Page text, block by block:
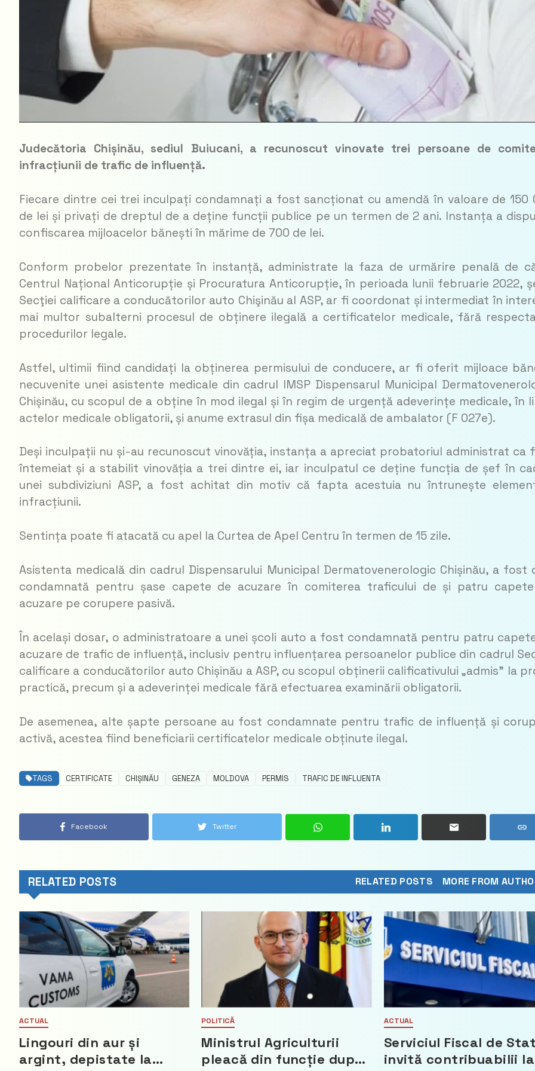
Judecătoria Chișinău, sediul Buiucani, a recunoscut vinovate trei persoane de
infracțiunii de trafic de influență.
Fiecare dintre cei trei inculpați condamnați a fost sancționat cu amendă în valoare de 150
de lei și privați de dreptul de a deține funcții publice pe un termen de 2 ani. Instanța a
confiscarea mijloacelor bănești în mărime de 700 de lei.
Conform probelor prezentate în instanță, administrate la faza de urmărire penală de
Centrul Național Anticorupție și Procuratura Anticorupție, în perioada lunii februarie 2022,
Secţiei calificare a conducătorilor auto Chişinău al ASP, ar fi coordonat și intermediat în
mai multor subalterni procesul de obținere ilegală a certificatelor medicale, fără
procedurilor legale.
Astfel, ultimii fiind candidați la obținerea permisului de conducere, ar fi oferit mijloace
necuvenite unei asistente medicale din cadrul IMSP Dispensarul Municipal
Chișinău, cu scopul de a obține în mod ilegal și în regim de urgență adeverințe medicale, în
actelor medicale obligatorii, și anume extrasul din fișa medicală de ambalator (F 027e).
Deși inculpații nu și-au recunoscut vinovăția, instanța a apreciat probatoriul administrat ca
întemeiat și a stabilit vinovăția a trei dintre ei, iar inculpatul ce deține funcția de șef în
unei subdiviziuni ASP, a fost achitat din motiv că fapta acestuia nu întrunește
infracțiunii.
Sentința poate fi atacată cu apel la Curtea de Apel Centru în termen de 15 zile.
Asistenta medicală din cadrul Dispensarului Municipal Dermatovenerologic Chișinău, a fost
condamnată pentru șase capete de acuzare în comiterea traficului de și patru
acuzare pe corupere pasivă.
În același dosar, o administratoare a unei școli auto a fost condamnată pentru patru
acuzare de trafic de influență, inclusiv pentru influențarea persoanelor publice din cadrul
calificare a conducătorilor auto Chișinău a ASP, cu scopul obținerii calificativului „admis” la
practică, precum și a adeverinței medicale fără efectuarea examinării obligatorii.
De asemenea, alte șapte persoane au fost condamnate pentru trafic de influență și
activă, acestea fiind beneficiarii certificatelor medicale obținute ilegal.
TAGS CERTIFICATE CHIȘINĂU GENEZA MOLDOVA PERMIS TRAFIC DE INFLUENTA
Facebook Twitter
RELATED POSTS RELATED POSTS MORE FROM
ACTUAL
Lingouri din aur și
argint, depistate la
POLITICĂ
Ministrul Agriculturii
pleacă din funcție după
ACTUAL
Serviciul Fiscal de
invită contribuabilii la